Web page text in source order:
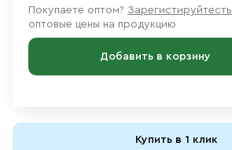
Покупаете оптом? Зарегистируйтесть
оптовые цены на продукцию
Добавить в корзину
Купить в 1 клик